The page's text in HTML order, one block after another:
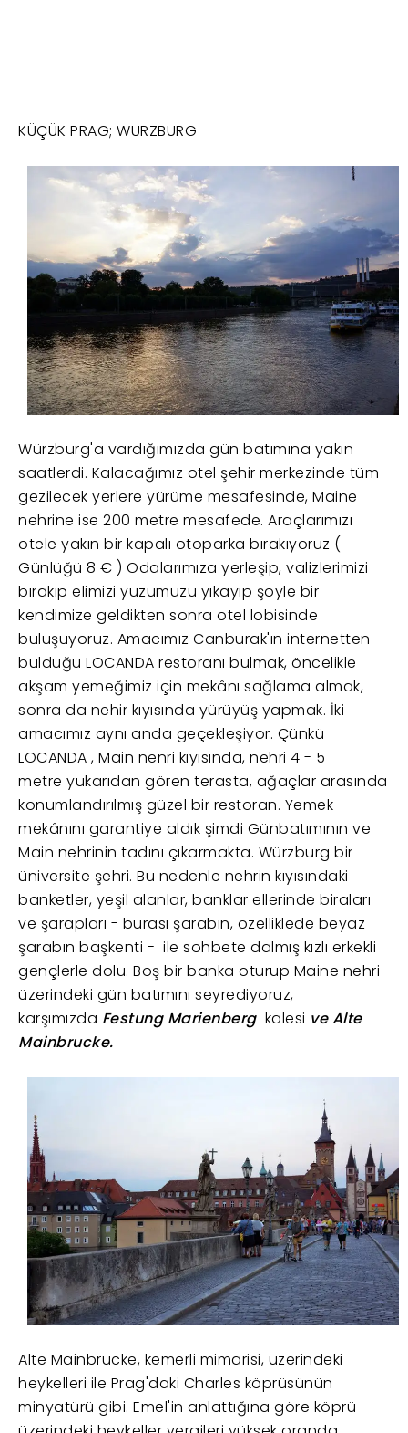
KÜÇÜK PRAG; WURZBURG
Würzburg'a vardığımızda gün batımına yakın
saatlerdi. Kalacağımız otel şehir merkezinde tüm
gezilecek yerlere yürüme mesafesinde, Maine
nehrine ise 200 metre mesafede. Araçlarımızı
otele yakın bir kapalı otoparka bırakıyoruz (
Günlüğü 8 € ) Odalarımıza yerleşip, valizlerimizi
bırakıp elimizi yüzümüzü yıkayıp şöyle bir
kendimize geldikten sonra otel lobisinde
buluşuyoruz. Amacımız Canburak'ın internetten
bulduğu LOCANDA restoranı bulmak, öncelikle
akşam yemeğimiz için mekânı sağlama almak,
sonra da nehir kıyısında yürüyüş yapmak. İki
amacımız aynı anda geçekleşiyor. Çünkü
LOCANDA , Main nenri kıyısında, nehri 4 - 5
metre yukarıdan gören terasta, ağaçlar arasında
konumlandırılmış güzel bir restoran. Yemek
mekânını garantiye aldık şimdi Günbatımının ve
Main nehrinin tadını çıkarmakta. Würzburg bir
üniversite şehri. Bu nedenle nehrin kıyısındaki
banketler, yeşil alanlar, banklar ellerinde biraları
ve şarapları - burası şarabın, özelliklede beyaz
şarabın başkenti - ile sohbete dalmış kızlı erkekli
gençlerle dolu. Boş bir banka oturup Maine nehri
üzerindeki gün batımını seyrediyoruz,
karşımızda Festung Marienbergkalesi ve Alte
Mainbrucke.
Alte Mainbrucke, kemerli mimarisi, üzerindeki
heykelleri ile Prag'daki Charles köprüsünün
minyatürü gibi. Emel'in anlattığına göre köprü